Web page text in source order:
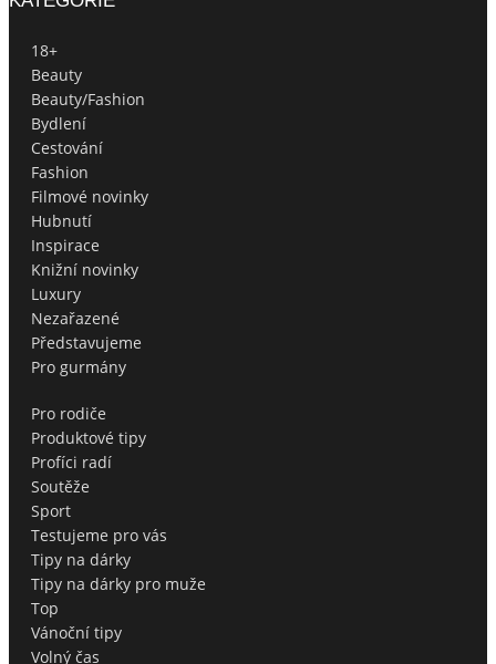
18+
Beauty
Beauty/Fashion
Bydlení
Cestování
Fashion
Filmové novinky
Hubnutí
Inspirace
Knižní novinky
Luxury
Nezařazené
Představujeme
Pro gurmány
Pro rodiče
Produktové tipy
Profíci radí
Soutěže
Sport
Testujeme pro vás
Tipy na dárky
Tipy na dárky pro muže
Top
Vánoční tipy
Volný čas